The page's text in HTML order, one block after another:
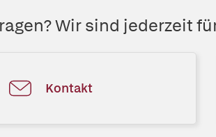
Wir sind jederzeit
Kontakt